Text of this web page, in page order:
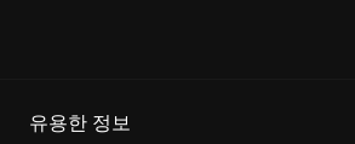
유용한 정보